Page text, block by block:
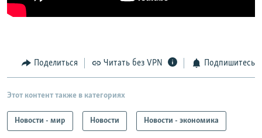
Поделиться Читать без VPN Подпишитесь
Этот контент также в категориях
Новости - мир Новости Новости - экономика